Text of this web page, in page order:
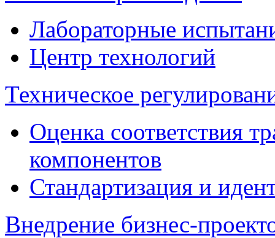
Лабораторные
Центр технологий
Техническое
Оценка соответствия
компонентов
Стандартизация и
Внедрение бизнес-